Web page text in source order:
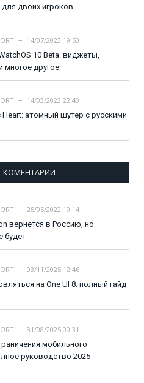
двоих игроков
14/07/2023 19:50
10 Beta: виджеты,
многое другое
14/03/2023 22:40
атомный шутер с русскими
КОМЕНТАРИИ
25/05/2022 19:14
вернется в Россию, но
будет
03/11/2025 12:46
на One UI 8: полный гайд
31/08/2025 00:31
мобильного
руководство 2025